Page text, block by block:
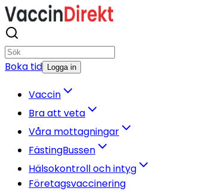
Boka tid Logga in
Vaccin
Bra att veta
Våra mottagningar
FästingBussen
Hälsokontroll och intyg
Företagsvaccinering